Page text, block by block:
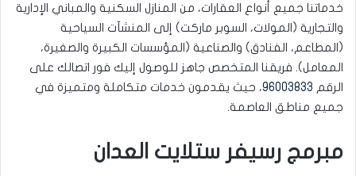
خدماتنا جميع أنواع العقارات، من المنازل السكنية والمباني الإدارية
والتجارية (المولات، السوبر ماركت) إلى المنشآت السياحية
(المطاعم، الفنادق) والصناعية (المؤسسات الكبيرة والصغيرة،
المعامل). فريقنا المتخصص جاهز للوصول إليك فور اتصالك على
الرقم 96003833، حيث يقدمون خدمات متكاملة ومتميزة في
جميع مناطق العاصمة.
مبرمج رسيفر ستلايت العدان